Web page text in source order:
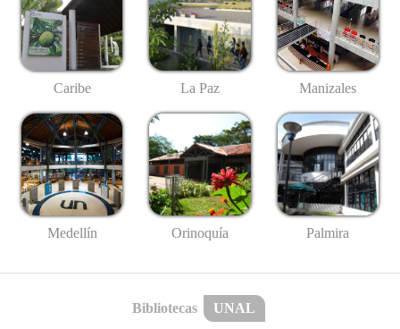
Caribe La Paz Manizales
Medellín Orinoquía Palmira
Bibliotecas UNAL